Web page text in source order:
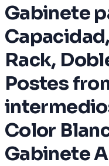
Gabinete
Rack,
Postes
Color
Gabinete